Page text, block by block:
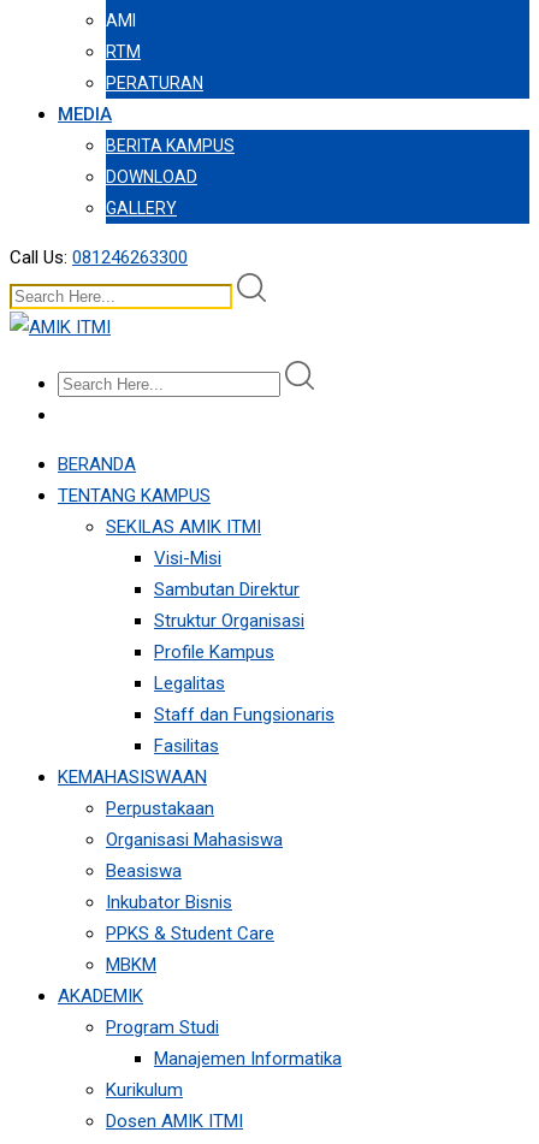
AMI
RTM
PERATURAN
MEDIA
BERITA KAMPUS
DOWNLOAD
GALLERY
Call Us: 081246263300
BERANDA
TENTANG KAMPUS
SEKILAS AMIK ITMI
Visi-Misi
Sambutan Direktur
Struktur Organisasi
Profile Kampus
Legalitas
Staff dan Fungsionaris
Fasilitas
KEMAHASISWAAN
Perpustakaan
Organisasi Mahasiswa
Beasiswa
Inkubator Bisnis
PPKS & Student Care
MBKM
AKADEMIK
Program Studi
Manajemen Informatika
Kurikulum
Dosen AMIK ITMI